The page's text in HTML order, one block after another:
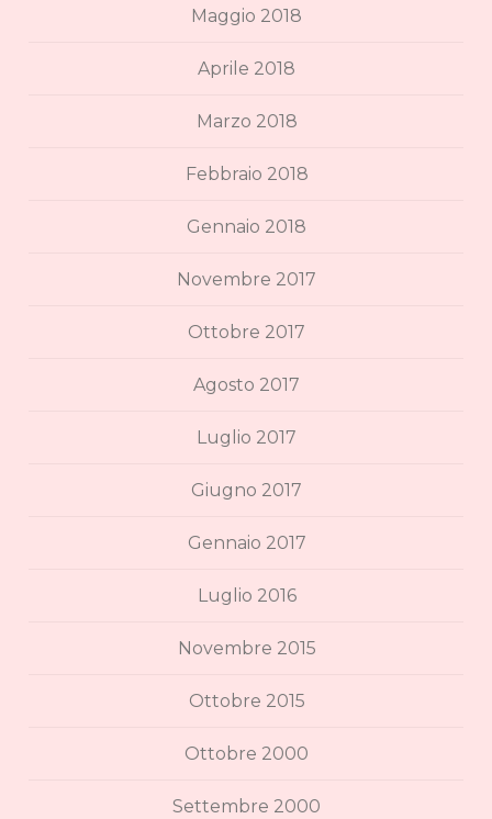
Maggio 2018
Aprile 2018
Marzo 2018
Febbraio 2018
Gennaio 2018
Novembre 2017
Ottobre 2017
Agosto 2017
Luglio 2017
Giugno 2017
Gennaio 2017
Luglio 2016
Novembre 2015
Ottobre 2015
Ottobre 2000
Settembre 2000